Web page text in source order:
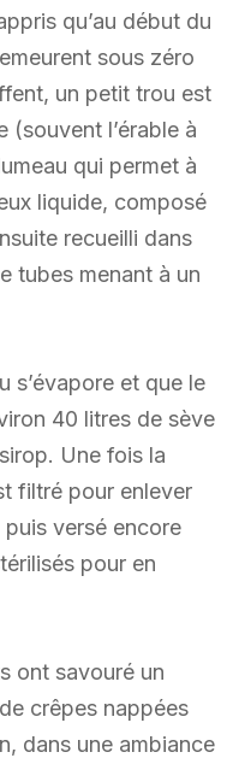
qu’au début du
sous zéro
un petit trou est
(souvent l’érable à
qui permet à
liquide, composé
recueilli dans
tubes menant à un
s’évapore et que le
40 litres de sève
Une fois la
filtré pour enlever
versé encore
pour en
ont savouré un
crêpes nappées
dans une ambiance